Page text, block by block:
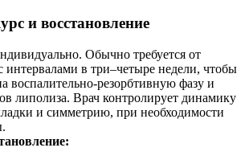
и восстановление
Обычно требуется от
интервалами в три–четыре недели, чтобы
воспалительно‑резорбтивную фазу и
липолиза. Врач контролирует динамику
и симметрию, при необходимости